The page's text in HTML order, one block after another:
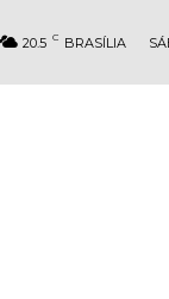
20.5 C BRASÍLIA